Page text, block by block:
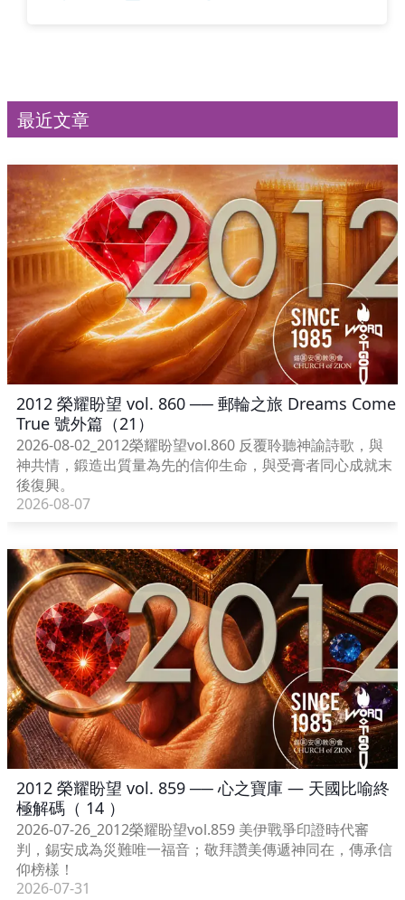
最近文章
2012 榮耀盼望 vol. 860 ── 郵輪之旅 Dreams Come
True 號外篇（21）
2026-08-02_2012榮耀盼望vol.860 反覆聆聽神諭詩歌，與
神共情，鍛造出質量為先的信仰生命，與受膏者同心成就末
後復興。
2026-08-07
2012 榮耀盼望 vol. 859 ── 心之寶庫 — 天國比喻終
極解碼（ 14 ）
2026-07-26_2012榮耀盼望vol.859 美伊戰爭印證時代審
判，錫安成為災難唯一福音；敬拜讚美傳遞神同在，傳承信
仰榜樣！
2026-07-31